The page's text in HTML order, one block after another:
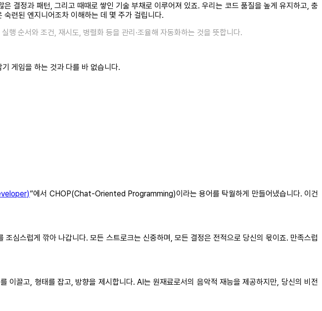
결정과 패턴, 그리고 때때로 쌓인 기술 부채로 이루어져 있죠. 우리는 코드 품질을 높게 유지하고, 충
련된 엔지니어조차 이해하는 데 몇 주가 걸립니다.
순서와 조건, 재시도, 병렬화 등을 관리·조율해 자동화하는 것을 뜻합니다.
게임을 하는 것과 다를 바 없습니다.
”에서 CHOP(Chat-Oriented Programming)이라는 용어를 탁월하게 만들어냈습니다. 이건
심스럽게 깎아 나갑니다. 모든 스트로크는 신중하며, 모든 결정은 전적으로 당신의 몫이죠. 만족스럽
끌고, 형태를 잡고, 방향을 제시합니다. AI는 원재료로서의 음악적 재능을 제공하지만, 당신의 비전